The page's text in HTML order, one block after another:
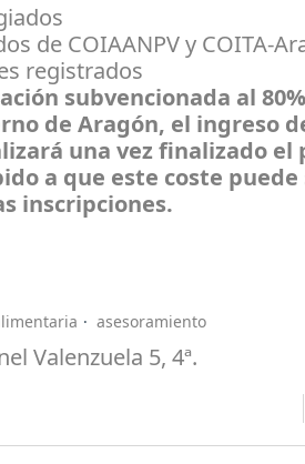
de COIAANPV y COITA-
registrados
subvencionada al
de Aragón, el ingreso
una vez finalizado el
a que este coste
de las
asesoramiento
Valenzuela 5, 4ª.